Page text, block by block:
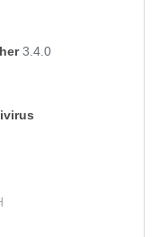
3.4.0